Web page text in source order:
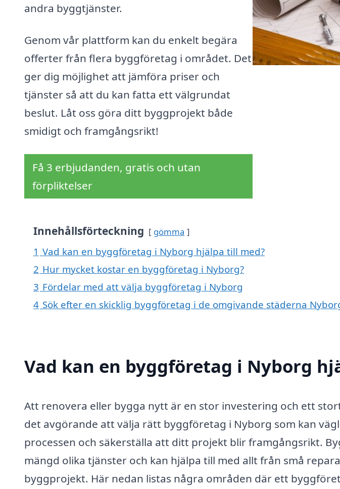
andra byggtjänster.
Genom vår plattform kan du enkelt begära
offerter från flera byggföretag i området. Det
ger dig möjlighet att jämföra priser och
tjänster så att du kan fatta ett välgrundat
beslut. Låt oss göra ditt byggprojekt både
smidigt och framgångsrikt!
Få 3 erbjudanden, gratis och utan
förpliktelser
Innehållsförteckning gömma
1 Vad kan en byggföretag i Nyborg hjälpa till med?
2 Hur mycket kostar en byggföretag i Nyborg?
3 Fördelar med att välja byggföretag i Nyborg
4 Sök efter en skicklig byggföretag i de omgivande städerna
Vad kan en byggföretag i Nyborg
Att renovera eller bygga nytt är en stor investering och ett
det avgörande att välja rätt byggföretag i Nyborg som kan
processen och säkerställa att ditt projekt blir framgångsrikt.
mängd olika tjänster och kan hjälpa till med allt från små
byggprojekt. Här nedan listas några områden där ett